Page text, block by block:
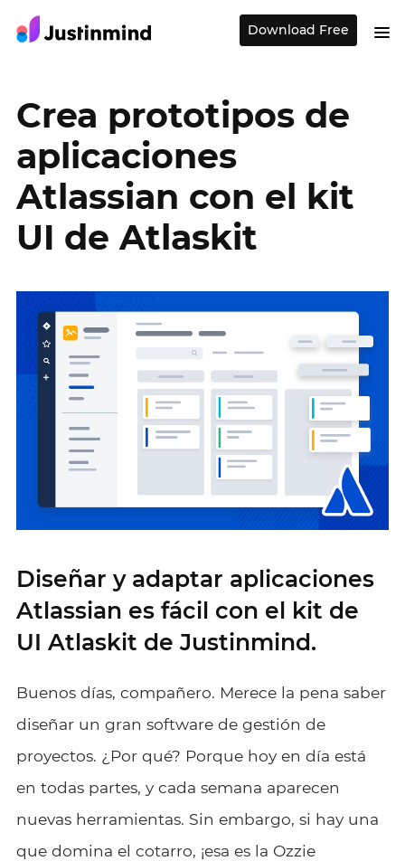
Download Free
Crea prototipos de
aplicaciones
Atlassian con el kit
UI de Atlaskit
Diseñar y adaptar aplicaciones
Atlassian es fácil con el kit de
UI Atlaskit de Justinmind.
Buenos días, compañero. Merece la pena saber
diseñar un gran software de gestión de
proyectos. ¿Por qué? Porque hoy en día está
en todas partes, y cada semana aparecen
nuevas herramientas. Sin embargo, si hay una
que domina el cotarro, ¡esa es la Ozzie